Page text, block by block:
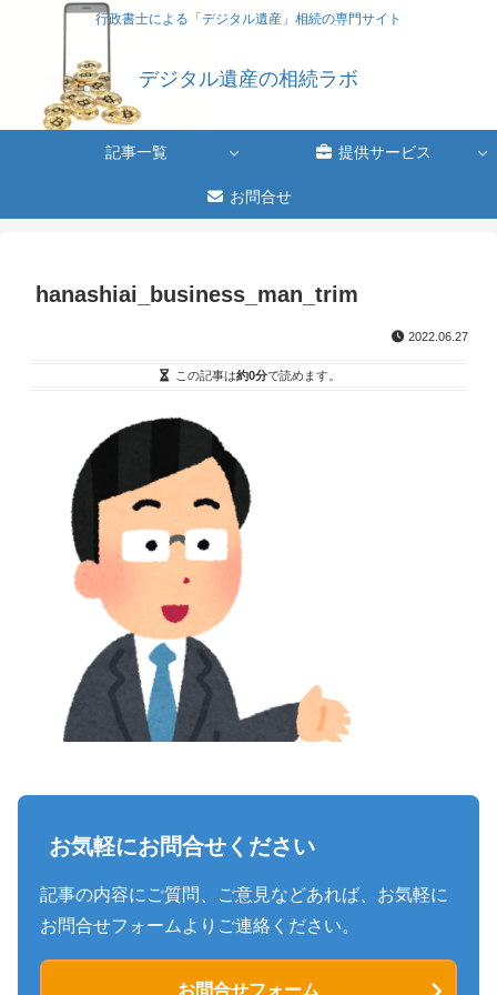
行政書士による「デジタル遺産」相続の専門サイト
デジタル遺産の相続ラボ
記事一覧 提供サービス
お問合せ
hanashiai_business_man_trim
2022.06.27
この記事は約0分で読めます。
お気軽にお問合せください
記事の内容にご質問、ご意見などあれば、お気軽に
お問合せフォームよりご連絡ください。
お問合せフォーム